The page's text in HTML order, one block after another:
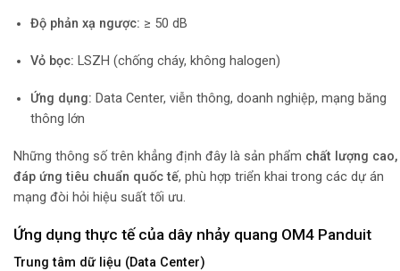
Độ phản xạ ngược: ≥ 50 dB
Vỏ bọc: LSZH (chống cháy, không halogen)
Ứng dụng: Data Center, viễn thông, doanh nghiệp, mạng băng
thông lớn
Những thông số trên khẳng định đây là sản phẩm chất lượng cao,
đáp ứng tiêu chuẩn quốc tế, phù hợp triển khai trong các dự án
mạng đòi hỏi hiệu suất tối ưu.
Ứng dụng thực tế của dây nhảy quang OM4 Panduit
Trung tâm dữ liệu (Data Center)